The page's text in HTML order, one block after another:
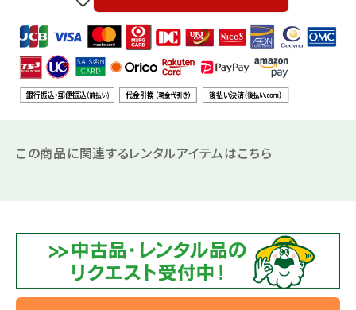
この商品に関連するレンタルアイテムはこちら